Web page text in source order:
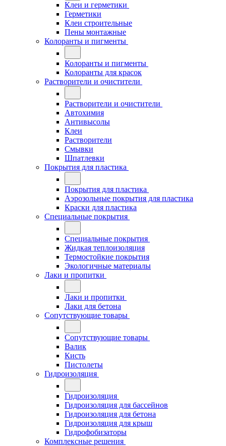
Клеи и герметики
Герметики
Клеи строительные
Пены монтажные
Колоранты и пигменты
Колоранты и пигменты
Колоранты для красок
Растворители и очистители
Растворители и очистители
Автохимия
Антивысолы
Клеи
Растворители
Смывки
Шпатлевки
Покрытия для пластика
Покрытия для пластика
Аэрозольные покрытия для пластика
Краски для пластика
Специальные покрытия
Специальные покрытия
Жидкая теплоизоляция
Термостойкие покрытия
Экологичные материалы
Лаки и пропитки
Лаки и пропитки
Лаки для бетона
Сопутствующие товары
Сопутствующие товары
Валик
Кисть
Пистолеты
Гидроизоляция
Гидроизоляция
Гидроизоляция для бассейнов
Гидроизоляция для бетона
Гидроизоляция для крыш
Гидрофобизаторы
Комплексные решения